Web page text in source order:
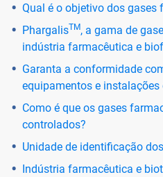
Qual é o objetivo dos gases
PhargalisTM, a gama de
indústria farmacêutica e
Garanta a conformidade
equipamentos e
Como é que os gases
controlados?
Unidade de identificação
Indústria farmacêutica e